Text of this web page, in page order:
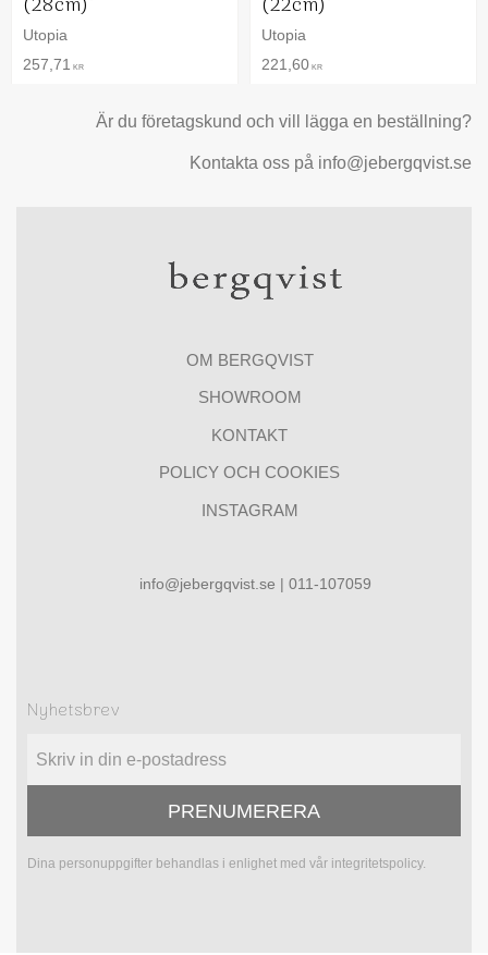
Utopia
257,71
KR
Utopia
221,60 KR
Är du företagskund och vill lägga en beställning?
Kontakta oss på info@jebergqvist.se
OM BERGQVIST
SHOWROOM
KONTAKT
POLICY OCH COOKIES
INSTAGRAM
info@jebergqvist.se | 011-107059
Nyhetsbrev
PRENUMERERA
Dina personuppgifter behandlas i enlighet med vår integritetspolicy.